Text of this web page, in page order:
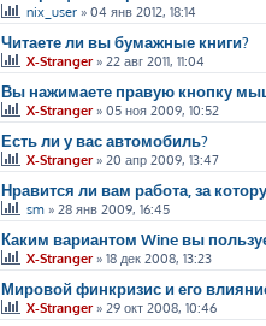
nix_user » 04 янв 2012, 18:14
Читаете ли вы бумажные книги?
X-Stranger» 22 авг 2011, 11:04
Вы нажимаете правую кнопку
X-Stranger» 05 ноя 2009, 10:52
Есть ли у вас автомобиль?
X-Stranger» 20 апр 2009, 13:47
Нравится ли вам работа, за
sm » 28 янв 2009, 16:45
Каким вариантом Wine вы
X-Stranger» 18 дек 2008, 13:23
Мировой финкризис и его
X-Stranger» 29 окт 2008, 10:46